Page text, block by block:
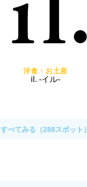
洋食・お土産
il. -イル-
すべてみる（288スポット）